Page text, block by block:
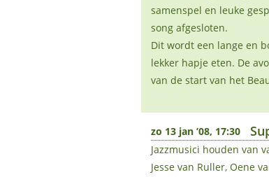
samenspel en leuke
song afgesloten.
Dit wordt een lange en
lekker hapje eten. De
van de start van het
zo 13 jan ’08, 17:30
Jazzmusici houden van
Jesse van Ruller, Oene